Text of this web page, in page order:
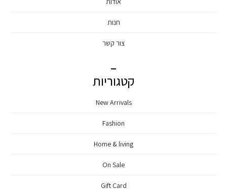
חנות
צור קשר
קטגוריות
New Arrivals
Fashion
Home & living
On Sale
Gift Card